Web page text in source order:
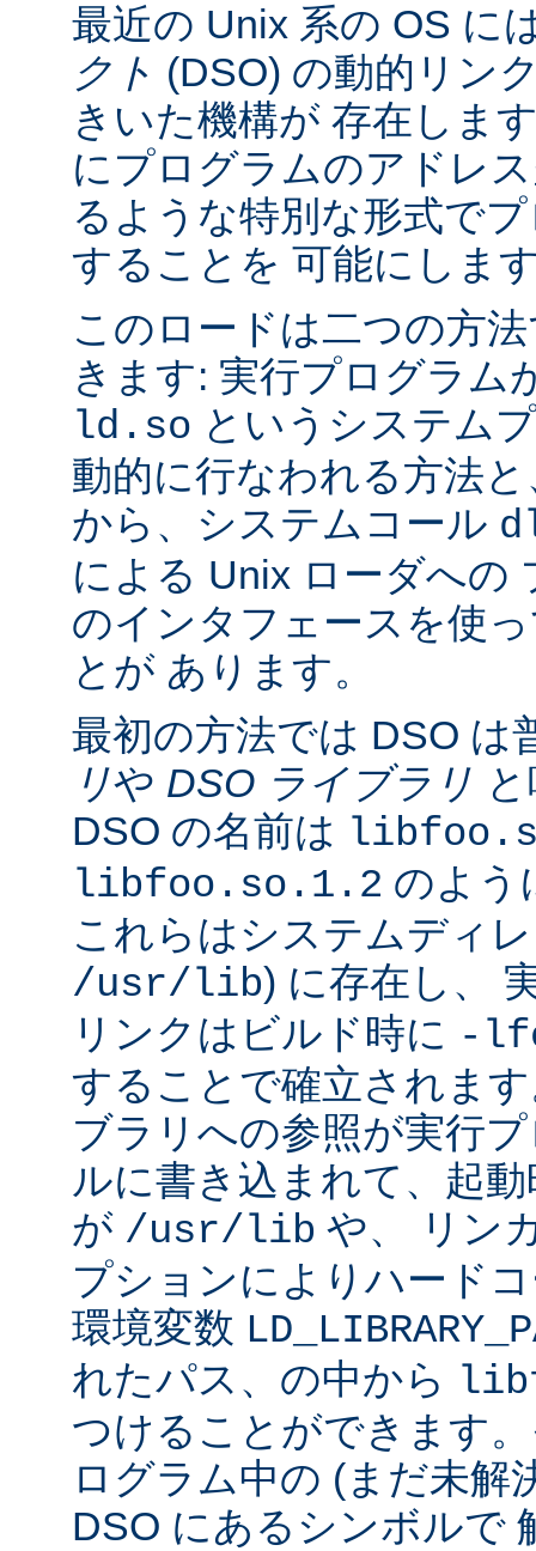
最近の Unix 系の OS に
クト (DSO) の動的リン
きいた機構が 存在しま
にプログラムのアドレ
るような特別な形式で
することを 可能にしま
このロードは二つの方
きます: 実行プログラム
ld.so というシステム
動的に行なわれる方法
から、システムコール
による Unix ローダへの
のインタフェースを使
とが あります。
最初の方法では DSO は
リや DSO ライブラリ
DSO の名前は
libfoo.so.1.2 のよう
これらはシステムディ
/usr/lib) に存在し、
リンクはビルド時に -
することで確立されま
ブラリへの参照が実行
ルに書き込まれて、起
が /usr/lib や、 リン
プションによりハード
環境変数
れたパス、の中から
つけることができます
ログラム中の (まだ未解
DSO にあるシンボルで